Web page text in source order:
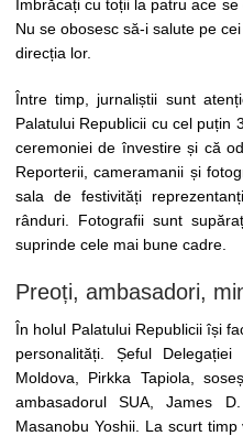
Îmbrăcați cu toții la patru ace
Nu se obosesc să-i salute pe
direcția lor.
Între timp, jurnaliștii sunt
Palatului Republicii cu cel puțin
ceremoniei de învestire și că
Reporterii, cameramanii și
sala de festivități
rânduri. Fotografii sunt
suprinde cele mai bune cadre.
Preoți, ambasadori,
În holul Palatului Republicii își
personalități. Șeful
Moldova, Pirkka Tapiola,
ambasadorul SUA, James
Masanobu Yoshii. La scurt